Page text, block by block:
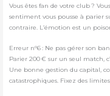
Vous êtes fan de votre club ?
sentiment vous pousse à parier
contraire. L’émotion est un
Erreur n°6 : Ne pas gérer son
Parier 200 € sur un seul match,
Une bonne gestion du capital,
catastrophiques. Fixez des